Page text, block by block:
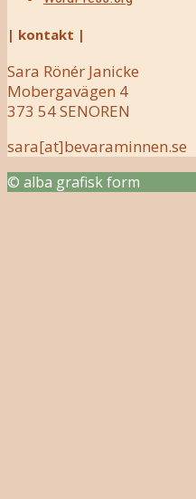
| kontakt |
Sara Rönér Janicke
Mobergavägen 4
373 54 SENOREN
sara[at]bevaraminnen.se
© alba grafisk form